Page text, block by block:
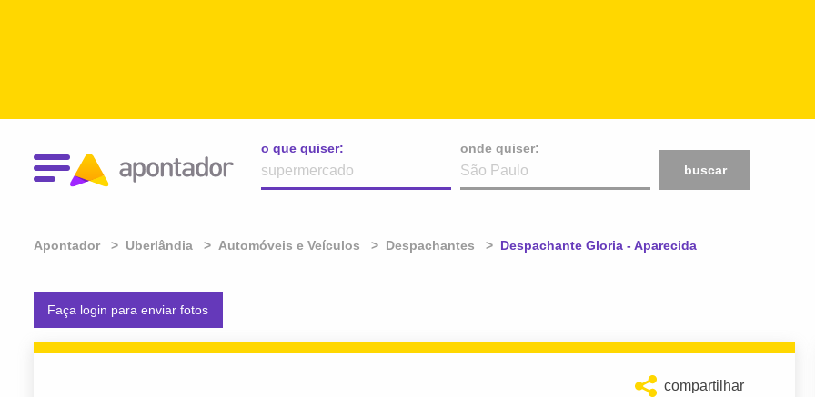
o que quiser:
onde quiser:
buscar
Apontador Uberlândia Automóveis e Veículos Despachantes Atual:
Despachante Gloria - Aparecida
Faça login para enviar fotos
compartilhar